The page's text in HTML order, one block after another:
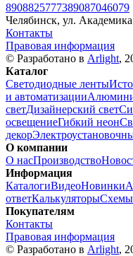
8908825777389087046079
Челябинск, ул.
Контакты
Правовая информация
© Разработано в Arlight,
Каталог
Светодиодные ленты
и автоматизации
светДизайнерский свет
освещениеГибкий неон
декор
О компании
О насПроизводство
Информация
КаталогиВидеоНовинки
ответКалькуляторы
Покупателям
Контакты
Правовая информация
© Разработано в Arlight,